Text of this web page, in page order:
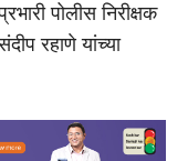
पोलीस निरीक्षक
रहाणे यांच्या